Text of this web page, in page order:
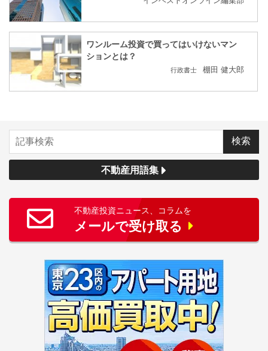
ワンルーム投資で買ってはいけないマン
ションとは？
行政書士 棚田 健大郎
不動産用語集
不動産投資ニュース、コラムを
メールで受け取る